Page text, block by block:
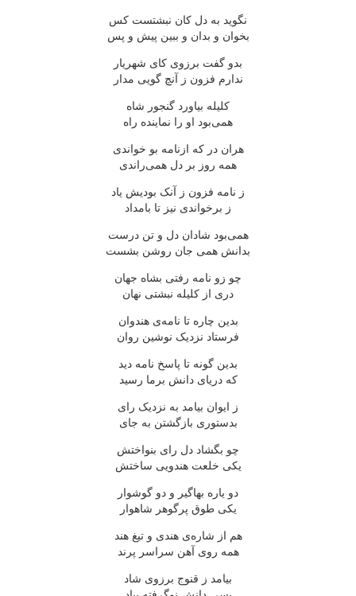
نگوید به دل کان نبشتست کس
بخوان و بدان و ببین پیش و پس
بدو گفت برزوی کای شهریار
ندارم فزون ز آنچ گویی مدار
کلیله بیاورد گنجور شاه
همی‌بود او را نماینده راه
هران در که ازنامه بو خواندی
همه روز بر دل همی‌راندی
ز نامه فزون ز آنک بودیش یاد
ز برخواندی نیز تا بامداد
همی‌بود شادان دل و تن درست
بدانش همی جان روشن بشست
چو زو نامه رفتی بشاه جهان
دری از کلیله نبشتی نهان
بدین چاره تا نامه‌ی هندوان
فرستاد نزدیک نوشین روان
بدین گونه تا پاسخ نامه دید
که دریای دانش برما رسید
ز ایوان بیامد به نزدیک رای
بدستوری بازگشتن به جای
چو بگشاد دل رای بنواختش
یکی خلعت هندویی ساختش
دو یاره بهاگیر و دو گوشوار
یکی طوق پرگوهر شاهوار
هم از شاره‌ی هندی و تیغ هند
همه روی آهن سراسر پرند
بیامد ز قنوج برزوی شاد